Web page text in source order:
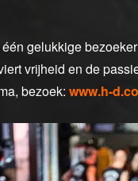
gelukkige
vrijheid en de
bezoek: www.h-